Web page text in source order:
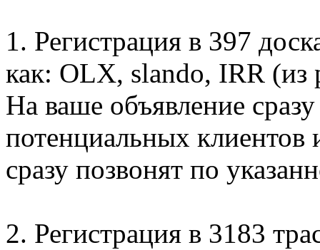
1. Регистрация в 397
как: OLX, slando, IRR (из
На ваше объявление
потенциальных клиентов
сразу позвонят по
2. Регистрация в 3183